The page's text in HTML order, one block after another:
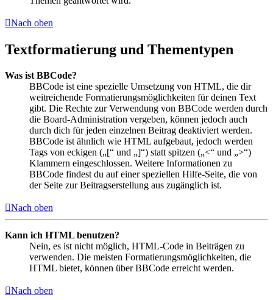
Nach oben
Textformatierung und Thementypen
Was ist BBCode?
BBCode ist eine spezielle Umsetzung von HTML, die dir
weitreichende Formatierungsmöglichkeiten für deinen Text
gibt. Die Rechte zur Verwendung von BBCode werden durch
die Board-Administration vergeben, können jedoch auch
durch dich für jeden einzelnen Beitrag deaktiviert werden.
BBCode ist ähnlich wie HTML aufgebaut, jedoch werden
Tags von eckigen („[“ und „]“) statt spitzen („<“ und „>“)
Klammern eingeschlossen. Weitere Informationen zu
BBCode findest du auf einer speziellen Hilfe-Seite, die von
der Seite zur Beitragserstellung aus zugänglich ist.
Nach oben
Kann ich HTML benutzen?
Nein, es ist nicht möglich, HTML-Code in Beiträgen zu
verwenden. Die meisten Formatierungsmöglichkeiten, die
HTML bietet, können über BBCode erreicht werden.
Nach oben